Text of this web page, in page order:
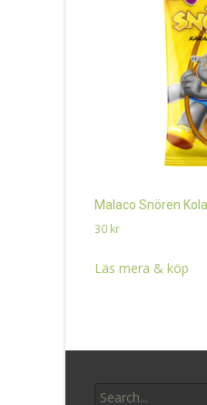
Malaco Snören
30 kr
Läs mera & köp
for: